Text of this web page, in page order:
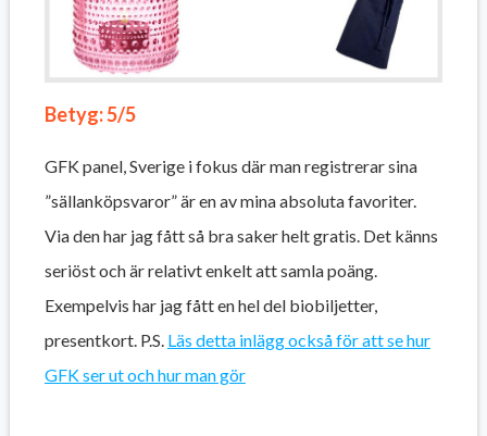
Betyg: 5/5
GFK panel, Sverige i fokus där man registrerar sina
”sällanköpsvaror” är en av mina absoluta favoriter.
Via den har jag fått så bra saker helt gratis. Det känns
seriöst och är relativt enkelt att samla poäng.
Exempelvis har jag fått en hel del biobiljetter,
presentkort. P.S. Läs detta inlägg också för att se hur
GFK ser ut och hur man gör